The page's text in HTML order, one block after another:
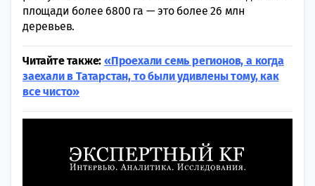
площади более 6800 га — это более 26 млн
деревьев.
Читайте также:«Проехали семь регионов, а когда
заехали в Татарстан, то были удивлены тому, как
все чисто»